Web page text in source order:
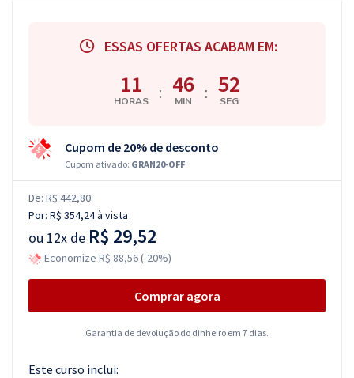
ESSAS OFERTAS ACABAM EM:
11
HORAS : 46
MIN : 51
SEG
Cupom de 20% de desconto
Cupom ativado: GRAN20-OFF
De: R$ 442,80
Por: R$ 354,24à vista
ou 12x de R$ 29,52
Economize R$ 88,56 (-20%)
Comprar agora
Garantia de devolução do dinheiro em 7 dias.
Este curso inclui: